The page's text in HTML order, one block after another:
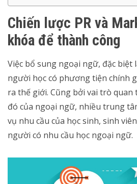
Chiến lược PR và
khóa để thành công
Việc bổ sung ngoại ngữ, đặc biệt
người học có phương tiện chính
ra thế giới. Cũng bởi vai trò
đó của ngoại ngữ, nhiều trung
vụ nhu cầu của học sinh, sinh
người có nhu cầu học ngoại ngữ.